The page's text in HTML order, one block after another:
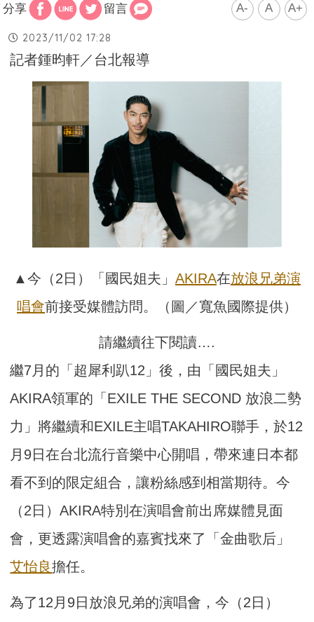
分享 留言 A- A A+
2023/11/02 17:28
記者鍾昀軒／台北報導
▲今（2日）「國民姐夫」 AKIRA在放浪兄弟演
唱會前接受媒體訪問。（圖／寬魚國際提供）
請繼續往下閱讀….
繼7月的「超犀利趴12」後，由「國民姐夫」
AKIRA領軍的「EXILE THE SECOND 放浪二勢
力」將繼續和EXILE主唱TAKAHIRO聯手，於12
月9日在台北流行音樂中心開唱，帶來連日本都
看不到的限定組合，讓粉絲感到相當期待。今
（2日）AKIRA特別在演唱會前出席媒體見面
會，更透露演唱會的嘉賓找來了「金曲歌后」
艾怡良擔任。
為了12月9日放浪兄弟的演唱會，今（2日）